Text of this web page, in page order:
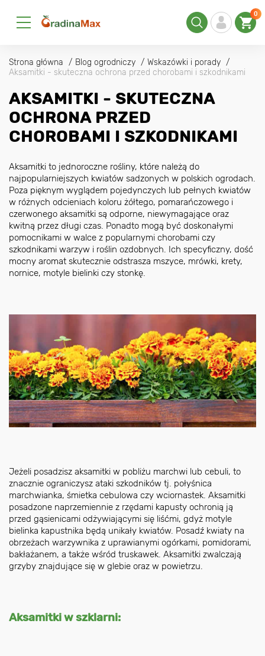
0
Strona główna Blog ogrodniczy
Wskazówki i porady
Aksamitki - skuteczna ochrona przed chorobami i szkodnikami
AKSAMITKI - SKUTECZNA
OCHRONA PRZED
CHOROBAMI I SZKODNIKAMI
Aksamitki to jednoroczne rośliny, które należą do
najpopularniejszych kwiatów sadzonych w polskich ogrodach.
Poza pięknym wyglądem pojedynczych lub pełnych kwiatów
w różnych odcieniach koloru żółtego, pomarańczowego i
czerwonego aksamitki są odporne, niewymagające oraz
kwitną przez długi czas. Ponadto mogą być doskonałymi
pomocnikami w walce z popularnymi chorobami czy
szkodnikami warzyw i roślin ozdobnych. Ich specyficzny, dość
mocny aromat skutecznie odstrasza mszyce, mrówki, krety,
nornice, motyle bielinki czy stonkę.
Jeżeli posadzisz aksamitki w pobliżu marchwi lub cebuli, to
znacznie ograniczysz ataki szkodników tj. połyśnica
marchwianka, śmietka cebulowa czy wciornastek. Aksamitki
posadzone naprzemiennie z rzędami kapusty ochronią ją
przed gąsienicami odżywiającymi się liśćmi, gdyż motyle
bielinka kapustnika będą unikały kwiatów. Posadź kwiaty na
obrzeżach warzywnika z uprawianymi ogórkami, pomidorami,
bakłażanem, a także wśród truskawek. Aksamitki zwalczają
grzyby znajdujące się w glebie oraz w powietrzu.
Aksamitki w szklarni: